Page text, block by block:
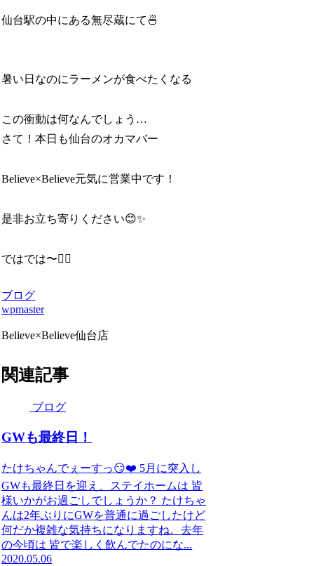
仙台駅の中にある無尽蔵にて🍜
暑い日なのにラーメンが食べたくなる
この衝動は何なんでしょう…
さて！本日も仙台のオカマバー
Believe×Believe元気に営業中です！
是非お立ち寄りください😊✨
ではでは〜✋🏻
ブログ
wpmaster
Believe×Believe仙台店
関連記事
ブログ
GWも最終日！
たけちゃんでぇーすっ😏❤️ 5月に突入し
GWも最終日を迎え、ステイホームは 皆
様いかがお過ごしでしょうか？ たけちゃ
んは2年ぶりにGWを普通に過ごしたけど
何だか複雑な気持ちになりますね。去年
の今頃は 皆で楽しく飲んでたのにな...
2020.05.06